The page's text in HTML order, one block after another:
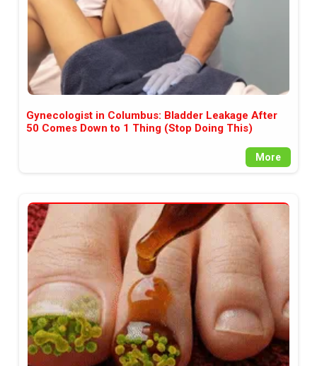
Gynecologist in Columbus: Bladder Leakage After
50 Comes Down to 1 Thing (Stop Doing This)
More